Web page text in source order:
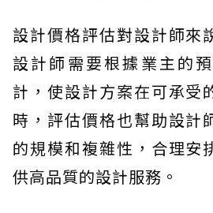
設計價格評估對設計師來
設計師需要根據業主的
計，使設計方案在可承受
時，評估價格也幫助設計
的規模和複雜性，合理安
供高品質的設計服務。